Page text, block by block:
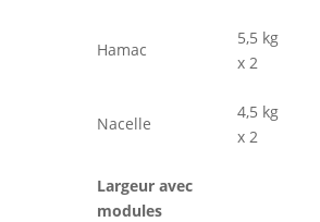
Hamac
5,5 kg
x 2
Nacelle
4,5 kg
x 2
Largeur avec
modules